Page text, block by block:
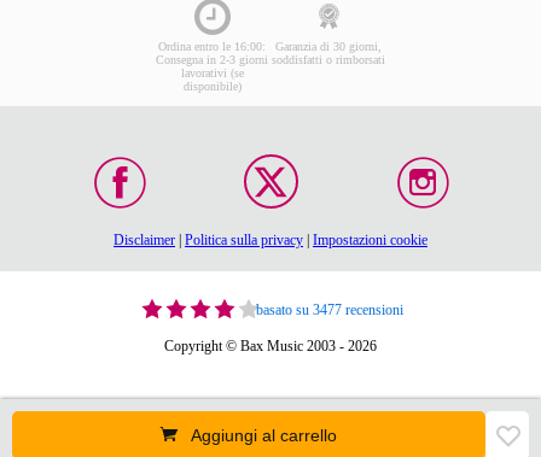
Aggiungi al carrello
Ordina entro le 16:00:
Consegna in 2-3 giorni
lavorativi (se
disponibile)
Garanzia di 30 giorni,
soddisfatti o rimborsati
Disclaimer | Politica sulla privacy | Impostazioni cookie
basato su 3477 recensioni
Copyright © Bax Music 2003 - 2026